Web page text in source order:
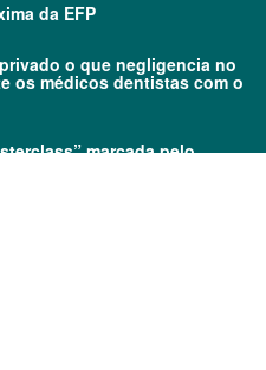
da EFP
o que negligencia no
os médicos dentistas com o
marcada pelo